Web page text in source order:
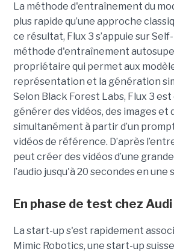
La méthode d'entraînement du
plus rapide qu’une approche
ce résultat, Flux 3 s’appuie sur
méthode d'entraînement
propriétaire qui permet aux
représentation et la génération
Selon Black Forest Labs, Flux 3 est
générer des vidéos, des images et
simultanément à partir d’un
vidéos de référence. D’après
peut créer des vidéos d’une
l’audio jusqu'à 20 secondes en
En phase de test chez Audi
La start-up s'est rapidement
Mimic Robotics, une start-up